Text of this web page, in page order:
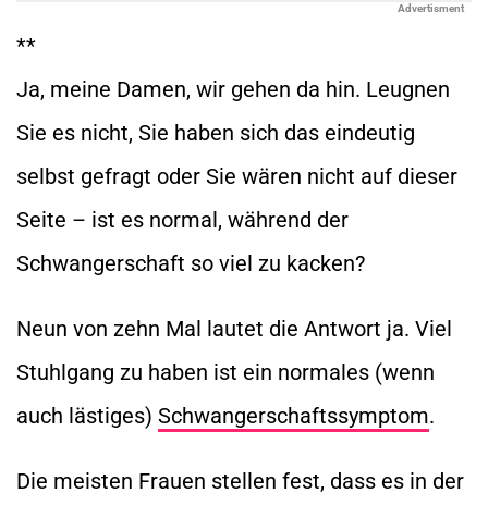
Advertisment
**
Ja, meine Damen, wir gehen da hin. Leugnen
Sie es nicht, Sie haben sich das eindeutig
selbst gefragt oder Sie wären nicht auf dieser
Seite – ist es normal, während der
Schwangerschaft so viel zu kacken?
Neun von zehn Mal lautet die Antwort ja. Viel
Stuhlgang zu haben ist ein normales (wenn
auch lästiges) Schwangerschaftssymptom.
Die meisten Frauen stellen fest, dass es in der